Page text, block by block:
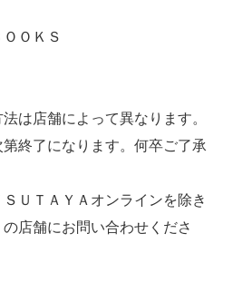
ＯＫＳ
は店舗によって異なります。
終了になります。何卒ご了承
ＵＴＡＹＡオンラインを除き
店舗にお問い合わせくださ